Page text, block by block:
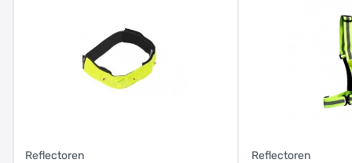
Reflectoren Reflectoren